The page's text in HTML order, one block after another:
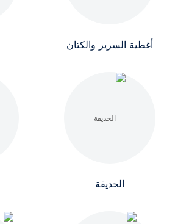
أغطية السرير والكتان
الحديقة